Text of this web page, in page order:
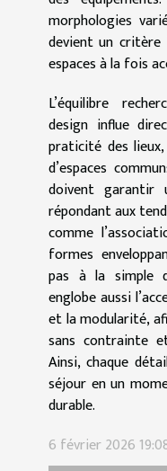
morphologies
devient un critère
espaces à la fois
L’équilibre
design influe
praticité des lieux,
d’espaces
doivent
répondant aux
comme
formes
pas à la simple
englobe aussi
et la modularité,
sans contrainte
Ainsi, chaque
séjour en un
durable.
6 février 2026